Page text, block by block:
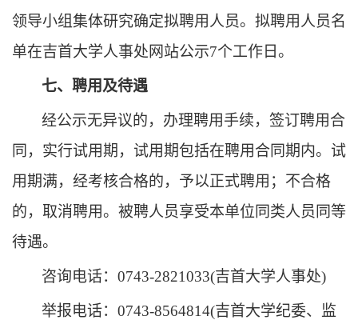
领导小组集体研究确定拟聘用人员。拟聘用人员名
单在吉首大学人事处网站公示7个工作日。
七、聘用及待遇
经公示无异议的，办理聘用手续，签订聘用合
同，实行试用期，试用期包括在聘用合同期内。试
用期满，经考核合格的，予以正式聘用；不合格
的，取消聘用。被聘人员享受本单位同类人员同等
待遇。
咨询电话： 0743-2821033(吉首大学人事处)
举报电话： 0743-8564814(吉首大学纪委、监